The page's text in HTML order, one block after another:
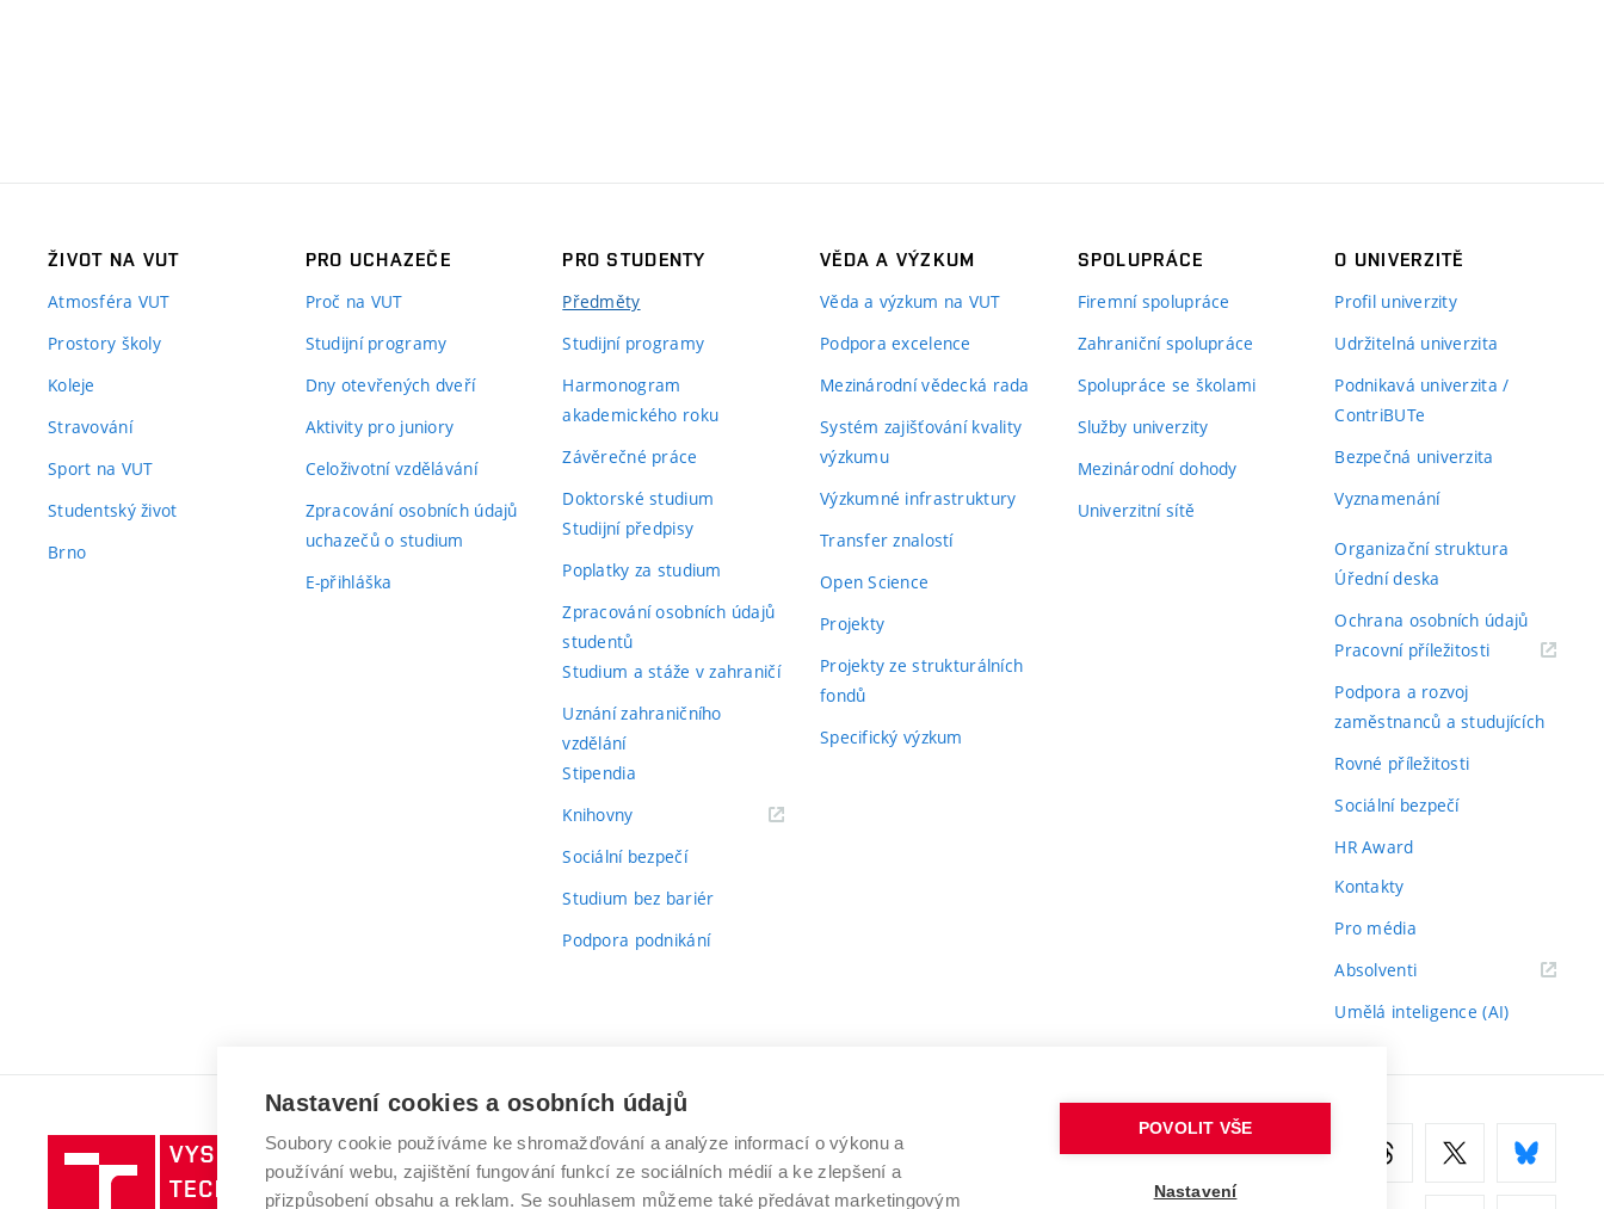
ŽIVOT NA VUT
Atmosféra VUT
Prostory školy
Koleje
Stravování
Sport na VUT
Studentský život
Brno
PRO UCHAZEČE
Proč na VUT
Studijní programy
Dny otevřených dveří
Aktivity pro juniory
Celoživotní vzdělávání
Zpracování osobních údajů
uchazečů o studium
E-přihláška
PRO STUDENTY
Předměty
Studijní programy
Harmonogram
akademického roku
Závěrečné práce
Doktorské studium
Studijní předpisy
Poplatky za studium
Zpracování osobních údajů
studentů
Studium a stáže v zahraničí
Uznání zahraničního
vzdělání
Stipendia
Knihovny(externí
Sociální bezpečí
Studium bez bariér
Podpora podnikání
VĚDA A VÝZKUM
Věda a výzkum na VUT
Podpora excelence
Mezinárodní vědecká rada
Systém zajišťování kvality
výzkumu
Výzkumné infrastruktury
Transfer znalostí
Open Science
Projekty
Projekty ze strukturálních
fondů
Specifický výzkum
SPOLUPRÁCE
Firemní spolupráce
Zahraniční spolupráce
Spolupráce se školami
Služby univerzity
Mezinárodní dohody
Univerzitní sítě
O UNIVERZITĚ
Profil univerzity
Udržitelná univerzita
Podnikavá univerzita /
ContriBUTe
Bezpečná univerzita
Vyznamenání
Organizační struktura
Úřední deska
Ochrana osobních údajů
Pracovní příležitosti(externí
Podpora a rozvoj
zaměstnanců a studujících
Rovné příležitosti
Sociální bezpečí
HR Award
Kontakty
Pro média
Absolventi(externí
Umělá inteligence (AI)
Vysoké
učení
VYSOKÉ UČENÍ TECHNICKÉ V BRNĚ
Antonínská 548/1
www.vut.cz
Nastavení cookies a osobních údajů
Soubory cookie používáme ke shromažďování a analýze informací o výkonu a
používání webu, zajištění fungování funkcí ze sociálních médií a ke zlepšení a
přizpůsobení obsahu a reklam. Se souhlasem můžeme také předávat marketingovým
POVOLIT VŠE
Nastavení